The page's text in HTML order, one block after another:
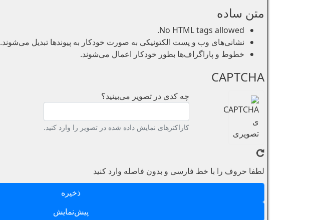
متن ساده
No HTML tags allowed.
نشانی‌های وب و پست الکتونیکی به صورت خودکار به پیوند‌ها تبدیل می‌شوند.
خطوط و پاراگراف‌ها بطور خودکار اعمال می‌شوند.
CAPTCHA
چه کدی در تصویر می‌بینید؟
کاراکترهای نمایش داده شده در تصویر را وارد کنید.
لطفا حروف را با خط فارسی و بدون فاصله وارد کنید